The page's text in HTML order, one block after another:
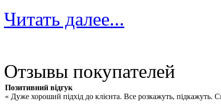
Читать далее...
Отзывы покупателей
Позитивний відгук
« Дуже хороший підхід до клієнта. Все розкажуть, підкажуть.